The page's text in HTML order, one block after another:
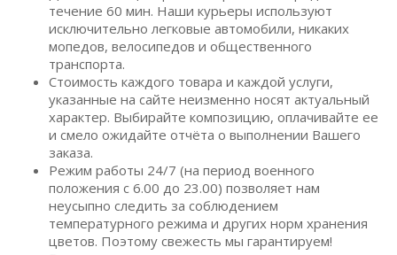
течение 60 мин. Наши курьеры используют
исключительно легковые автомобили, никаких
мопедов, велосипедов и общественного
транспорта.
Стоимость каждого товара и каждой услуги,
указанные на сайте неизменно носят актуальный
характер. Выбирайте композицию, оплачивайте ее
и смело ожидайте отчёта о выполнении Вашего
заказа.
Режим работы 24/7 (на период военного
положения с 6.00 до 23.00) позволяет нам
неусыпно следить за соблюдением
температурного режима и других норм хранения
цветов. Поэтому свежесть мы гарантируем!